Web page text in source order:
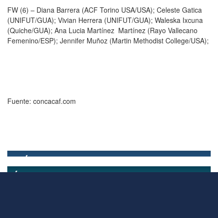
FW (6) – Diana Barrera (ACF Torino USA/USA); Celeste Gatica
(UNIFUT/GUA); Vivian Herrera (UNIFUT/GUA); Waleska Ixcuna
(Quiche/GUA); Ana Lucia Martínez Martínez (Rayo Vallecano
Femenino/ESP); Jennifer Muñoz (Martin Methodist College/USA);
Fuente: concacaf.com